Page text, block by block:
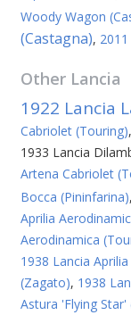
Woody Wagon
(Castagna),
Other Lancia
1922 Lancia
Cabriolet (Touring),
1933 Lancia
Artena Cabriolet
Bocca (Pininfarina),
Aprilia
Aerodinamica
1938 Lancia
(Zagato), 1938
Astura 'Flying Star'